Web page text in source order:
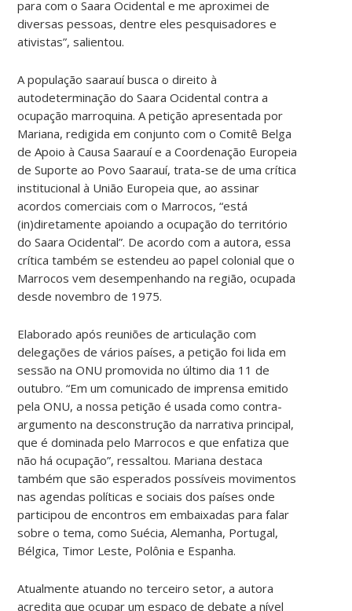
para com o Saara Ocidental e me aproximei de
diversas pessoas, dentre eles pesquisadores e
ativistas”, salientou.
A população saarauí busca o direito à
autodeterminação do Saara Ocidental contra a
ocupação marroquina. A petição apresentada por
Mariana, redigida em conjunto com o Comitê Belga
de Apoio à Causa Saarauí e a Coordenação Europeia
de Suporte ao Povo Saarauí, trata-se de uma crítica
institucional à União Europeia que, ao assinar
acordos comerciais com o Marrocos, “está
(in)diretamente apoiando a ocupação do território
do Saara Ocidental”. De acordo com a autora, essa
crítica também se estendeu ao papel colonial que o
Marrocos vem desempenhando na região, ocupada
desde novembro de 1975.
Elaborado após reuniões de articulação com
delegações de vários países, a petição foi lida em
sessão na ONU promovida no último dia 11 de
outubro. “Em um comunicado de imprensa emitido
pela ONU, a nossa petição é usada como contra-
argumento na desconstrução da narrativa principal,
que é dominada pelo Marrocos e que enfatiza que
não há ocupação”, ressaltou. Mariana destaca
também que são esperados possíveis movimentos
nas agendas políticas e sociais dos países onde
participou de encontros em embaixadas para falar
sobre o tema, como Suécia, Alemanha, Portugal,
Bélgica, Timor Leste, Polônia e Espanha.
Atualmente atuando no terceiro setor, a autora
acredita que ocupar um espaço de debate a nível